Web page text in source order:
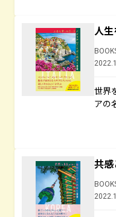
人
世界
アの
共